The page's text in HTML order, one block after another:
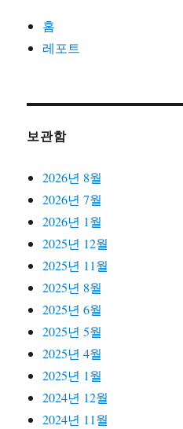
홈
레포트
보관함
2026년 8월
2026년 7월
2026년 1월
2025년 12월
2025년 11월
2025년 8월
2025년 6월
2025년 5월
2025년 4월
2025년 1월
2024년 12월
2024년 11월